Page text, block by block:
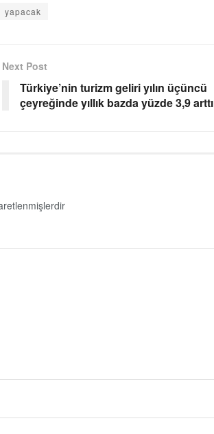
yapacak
Next Post
Türkiye’nin turizm geliri yılın üçüncü
çeyreğinde yıllık bazda yüzde 3,9 arttı